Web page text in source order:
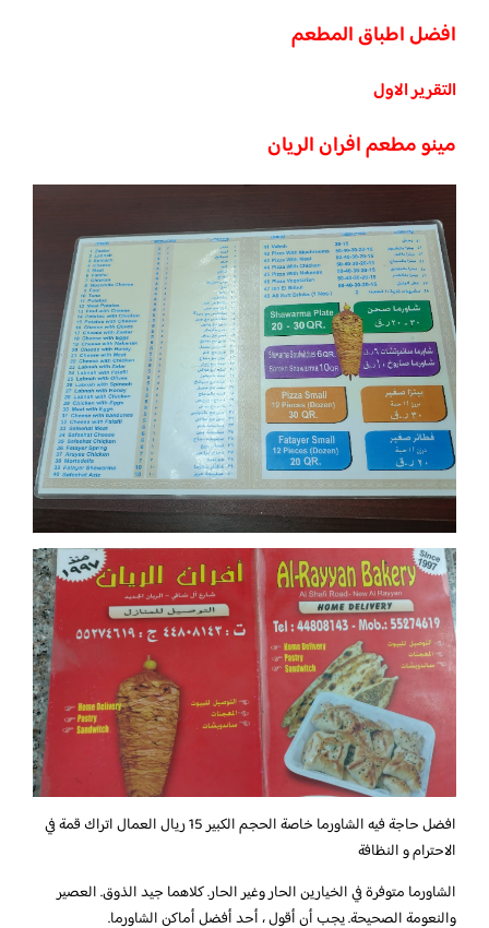
افضل اطباق المطعم
التقرير الاول
مينو مطعم افران الريان
افضل حاجة فيه الشاورما خاصة الحجم الكبير 15 ريال العمال اتراك قمة في
الاحترام و النظافة
الشاورما متوفرة في الخيارين الحار وغير الحار. كلاهما جيد الذوق. العصير
والنعومة الصحيحة. يجب أن أقول ، أحد أفضل أماكن الشاورما.